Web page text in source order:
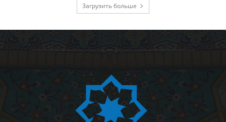
Загрузить больше